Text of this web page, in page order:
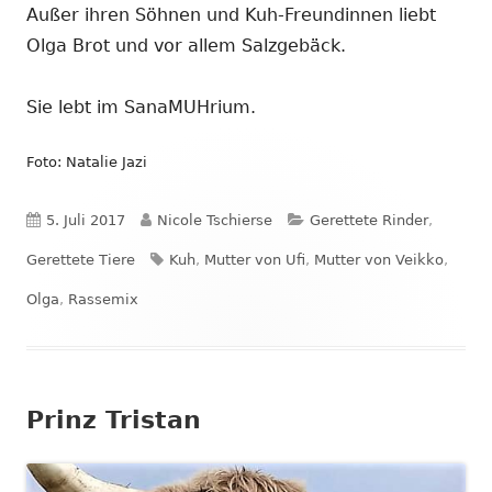
Außer ihren Söhnen und Kuh-Freundinnen liebt
Olga Brot und vor allem Salzgebäck.
Sie lebt im SanaMUHrium.
Foto: Natalie Jazi
Veröffentlicht
am
5. Juli 2017 Autor
Nicole Tschierse Kategorien
Gerettete Rinder,
Gerettete Tiere Schlagwörter
Kuh, Mutter von Ufi, Mutter von Veikko,
Olga, Rassemix
Prinz Tristan